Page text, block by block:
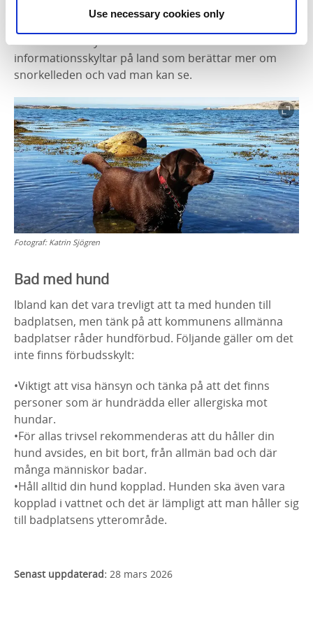
Use necessary cookies only
är cirka 200 meter långa och ligger på 1-
1,5 m djup. En lina på botten leder dig runt till åtta
informationsskyltar under vattnet. Det finns
informationsskyltar på land som berättar mer om
snorkelleden och vad man kan se.
Fotograf: Katrin Sjögren
Bad med hund
Ibland kan det vara trevligt att ta med hunden till
badplatsen, men tänk på att kommunens allmänna
badplatser råder hundförbud. Följande gäller om det
inte finns förbudsskylt:
•Viktigt att visa hänsyn och tänka på att det finns
personer som är hundrädda eller allergiska mot
hundar.
•För allas trivsel rekommenderas att du håller din
hund avsides, en bit bort, från allmän bad och där
många människor badar.
•Håll alltid din hund kopplad. Hunden ska även vara
kopplad i vattnet och det är lämpligt att man håller sig
till badplatsens ytterområde.
Senast uppdaterad: 28 mars 2026